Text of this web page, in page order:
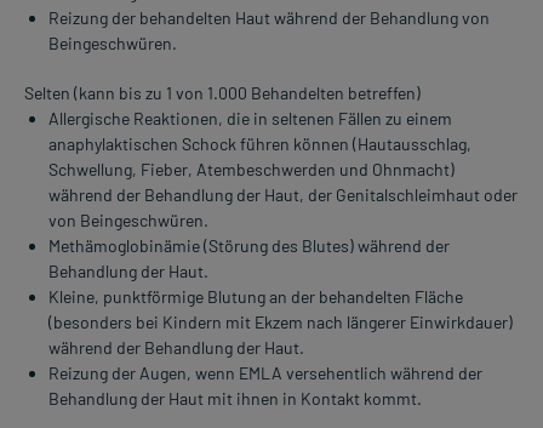
Reizung der behandelten Haut während der Behandlung von
Beingeschwüren.
Selten (kann bis zu 1 von 1.000 Behandelten betreffen)
Allergische Reaktionen, die in seltenen Fällen zu einem
anaphylaktischen Schock führen können (Hautausschlag,
Schwellung, Fieber, Atembeschwerden und Ohnmacht)
während der Behandlung der Haut, der Genitalschleimhaut oder
von Beingeschwüren.
Methämoglobinämie (Störung des Blutes) während der
Behandlung der Haut.
Kleine, punktförmige Blutung an der behandelten Fläche
(besonders bei Kindern mit Ekzem nach längerer Einwirkdauer)
während der Behandlung der Haut.
Reizung der Augen, wenn EMLA versehentlich während der
Behandlung der Haut mit ihnen in Kontakt kommt.